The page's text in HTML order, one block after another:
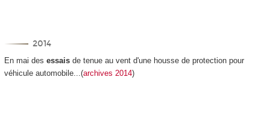
2014
En mai des essaisde tenue au vent d'une housse de protection pour
véhicule automobile...(archives 2014)